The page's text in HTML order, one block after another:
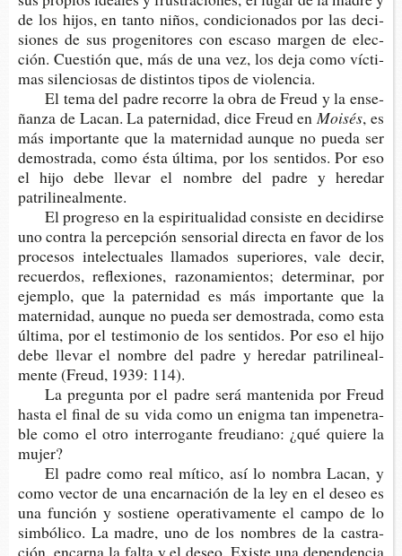
de los hijos, en tanto niños, con­di­cio­na­dos por las deci­
sio­nes de sus pro­ge­ni­to­res con esca­so mar­gen de elec­
ción. Cues­tión que, más de una vez, los deja como víc­ti­
mas silen­cio­sas de dis­tin­tos tipos de violencia.
El tema del padre reco­rre la obra de Freud y la ense­
ñan­za de Lacan. La pater­ni­dad, dice Freud enMoisés, es
más impor­tan­te que la mater­ni­dad aun­que no pueda ser
demos­tra­da, como ésta últi­ma, por los sen­ti­dos. Por eso
el hijo debe lle­var el nom­bre del padre y here­dar
patrilinealmente.
El pro­gre­so en la espi­ri­tua­li­dad con­sis­te en deci­dir­se
uno con­tra la per­cep­ción sen­so­rial direc­ta en favor de los
pro­ce­sos inte­lec­tua­les lla­ma­dos supe­rio­res, vale decir,
recuer­dos, refle­xio­nes, razo­na­mien­tos; deter­mi­nar, por
ejem­plo, que la pater­ni­dad es más impor­tan­te que la
mater­ni­dad, aun­que no pueda ser demos­tra­da, como esta
últi­ma, por el tes­ti­mo­nio de los sen­ti­dos. Por eso el hijo
debe lle­var el nom­bre del padre y here­dar patri­li­neal­
men­te (Freud, 1939: 114).
La pre­gun­ta por el padre será man­te­ni­da por Freud
hasta el final de su vida como un enig­ma tan impe­ne­tra­
ble como el otro inte­rro­gan­te freu­diano: ¿qué quie­re la
mujer?
El padre como real míti­co, así lo nom­bra Lacan, y
como vec­tor de una encar­na­ción de la ley en el deseo es
una fun­ción y sos­tie­ne ope­ra­ti­va­men­te el campo de lo
sim­bó­li­co. La madre, uno de los nom­bres de la cas­tra­